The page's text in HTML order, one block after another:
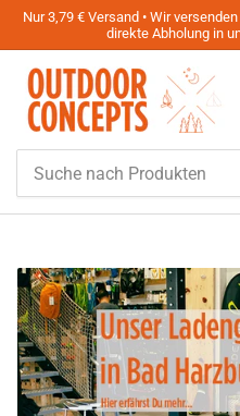
Nur 3,79 € Versand • Wir
direkte Abholung in
nach
Produkten